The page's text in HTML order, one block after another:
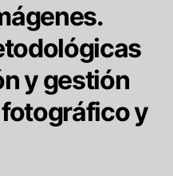
y gestión
y